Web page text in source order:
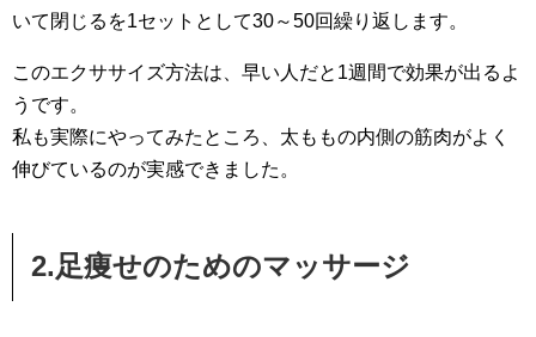
いて閉じるを1セットとして30～50回繰り返します。
このエクササイズ方法は、早い人だと1週間で効果が出るよ
うです。
私も実際にやってみたところ、太ももの内側の筋肉がよく
伸びているのが実感できました。
2.足痩せのためのマッサージ